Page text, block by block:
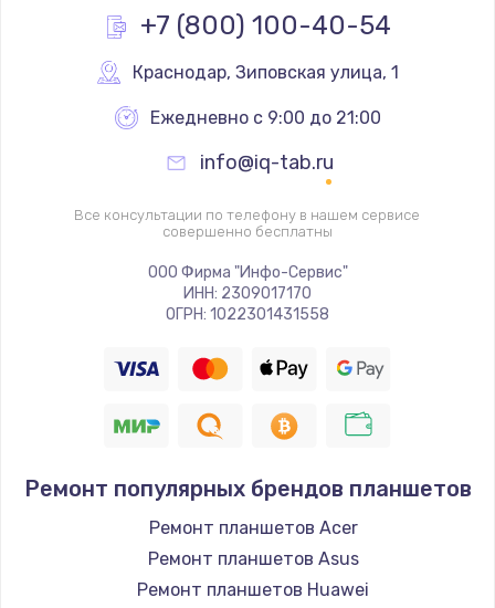
Замена разъёма наушников (гарнитуры)
Замена разъема SIM
790 руб.
Заказать
Замена полифонического динамика
530 руб.
900 руб.
Замена кнопок громкости
Заказать
+7 (800) 100-40-54
Краснодар, Зиповская улица, 1
Ежедневно с 9:00 до 21:00
info@iq-tab.ru
Все консультации по телефону в нашем сервисе
совершенно бесплатны
ООО Фирма "Инфо-Сервис"
ИНН: 2309017170
ОГРН: 1022301431558
Ремонт популярных брендов планшетов
Ремонт планшетов Acer
Ремонт планшетов Asus
Ремонт планшетов Huawei